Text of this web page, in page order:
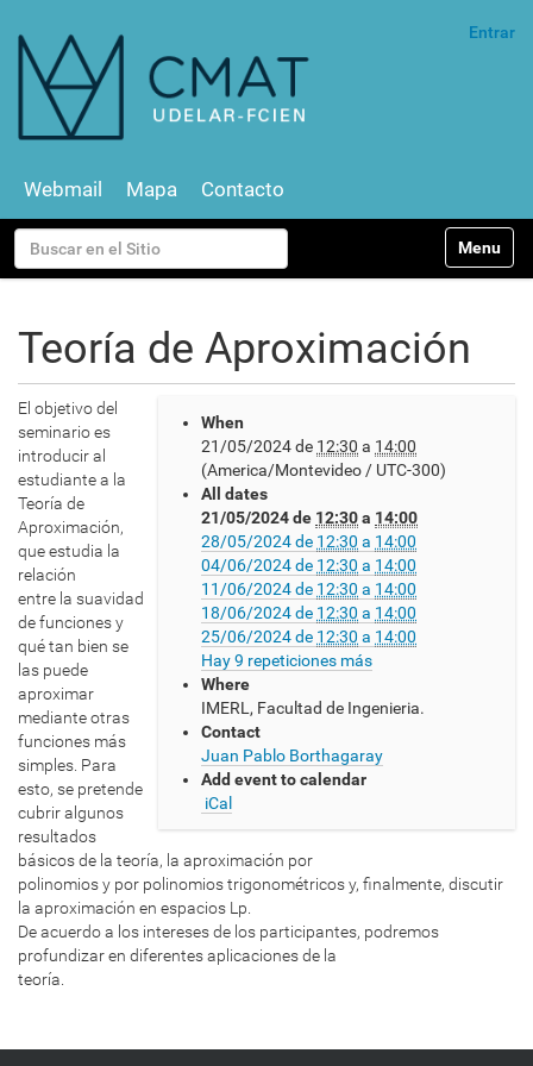
Buscar
Búsqueda Avanzada…
Entrar
Webmail Mapa Contacto
v
Toggle
Teoría de Aproximación
h
t
t
p
s
:
/
/
w
w
w
.
c
m
a
t
.
e
d
u
.
u
y
/
e
n
When
21/05/2024de 12:30 a 14:00
(America/Montevideo / UTC-300)
All dates
21/05/2024de 12:30a 14:00
28/05/2024de 12:30 a 14:00
04/06/2024de 12:30 a 14:00
11/06/2024de 12:30 a 14:00
18/06/2024de 12:30 a 14:00
25/06/2024de 12:30 a 14:00
Hay 9 repeticiones más
Where
IMERL, Facultad de Ingenieria.
Contact
Juan Pablo Borthagaray
Add event to calendar
iCal
El objetivo del
seminario es
introducir al
estudiante a la
Teoría de
Aproximación,
que estudia la
relación
entre la suavidad
de funciones y
qué tan bien se
las puede
aproximar
mediante otras
funciones más
simples. Para
esto, se pretende
cubrir algunos
resultados
básicos de la teoría, la aproximación por
polinomios y por polinomios trigonométricos y, finalmente, discutir
la aproximación en espacios Lp.
De acuerdo a los intereses de los participantes, podremos
profundizar en diferentes aplicaciones de la
teoría.